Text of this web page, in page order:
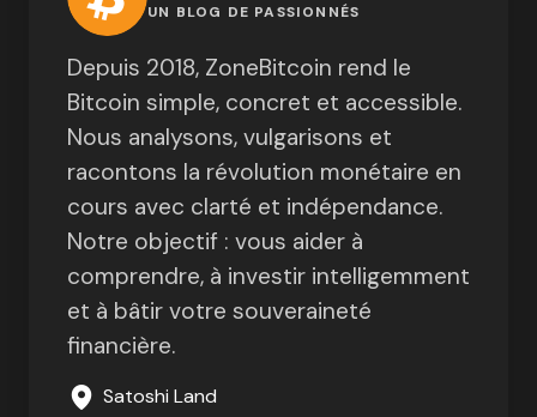
UN BLOG DE PASSIONNÉS
Depuis 2018, ZoneBitcoin rend le
Bitcoin simple, concret et accessible.
Nous analysons, vulgarisons et
racontons la révolution monétaire en
cours avec clarté et indépendance.
Notre objectif : vous aider à
comprendre, à investir intelligemment
et à bâtir votre souveraineté
financière.
Satoshi Land